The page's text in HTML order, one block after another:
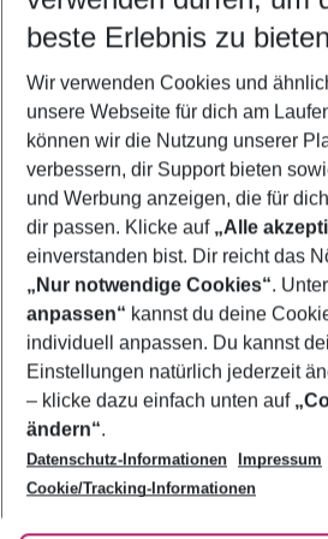
5-8 Nächte
2 Erwachsene Keine Kinder
Mehr Filter
Footer
Footer navigation
Über uns
AGB
Bestpreisgarantie
Cookie-Einstellungen ändern
Cookie-Richtlinie
Agenturbetreuung
Barrierefreies Reisen
Folge uns
beste Erlebnis zu
Wir verwenden Cookies und
unsere Webseite für dich am
können wir die Nutzung unserer
verbessern, dir Support bieten
und Werbung anzeigen, die für
dir passen. Klicke auf „Alle
einverstanden bist. Dir reicht das
„Nur notwendige Cookies“. Unter
anpassen“ kannst du deine
individuell anpassen. Du kannst
Einstellungen natürlich jederzeit
– klicke dazu einfach unten auf
ändern“.
Datenschutz-Informationen
Impressum
Cookie/Tracking-Informationen